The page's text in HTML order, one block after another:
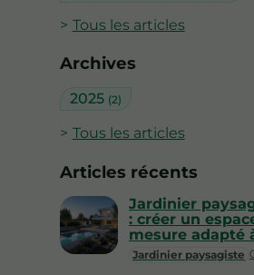
Tous les articles
Archives
2025 (2)
Tous les articles
Articles récents
Jardinier paysagiste
Jardinier
: créer un
mesure adapté